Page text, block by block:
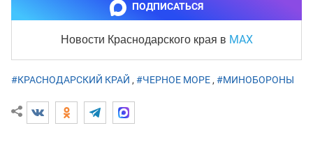
ПОДПИСАТЬСЯ
Новости Краснодарского края в MAX
#КРАСНОДАРСКИЙ КРАЙ , #ЧЕРНОЕ МОРЕ, #МИНОБОРОНЫ